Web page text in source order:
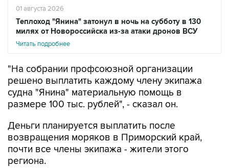
01 августа 2026
Теплоход "Янина" затонул в ночь на субботу в 130
милях от Новороссийска из-за атаки дронов ВСУ
Читать подробнее
"На собрании профсоюзной организации
решено выплатить каждому члену экипажа
судна "Янина" материальную помощь в
размере 100 тыс. рублей", - сказал он.
Деньги планируется выплатить после
возвращения моряков в Приморский край,
почти все члены экипажа - жители этого
региона.